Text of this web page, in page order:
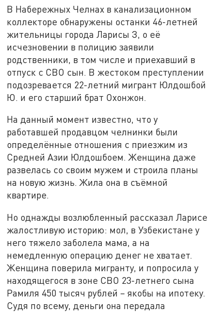
В Набережных Челнах в канализационном
коллекторе обнаружены останки 46-летней
жительницы города Ларисы З, о её
исчезновении в полицию заявили
родственники, в том числе и приехавший в
отпуск с СВО сын. В жестоком преступлении
подозревается 22-летний мигрант Юлдошбой
Ю. и его старший брат Охонжон.
На данный момент известно, что у
работавшей продавцом челнинки были
определённые отношения с приезжим из
Средней Азии Юлдошбоем. Женщина даже
развелась со своим мужем и строила планы
на новую жизнь. Жила она в съёмной
квартире.
Но однажды возлюбленный рассказал Ларисе
жалостливую историю: мол, в Узбекистане у
него тяжело заболела мама, а на
немедленную операцию денег не хватает.
Женщина поверила мигранту, и попросила у
находящегося в зоне СВО 23-летнего сына
Рамиля 450 тысяч рублей – якобы на ипотеку.
Судя по всему, деньги она передала